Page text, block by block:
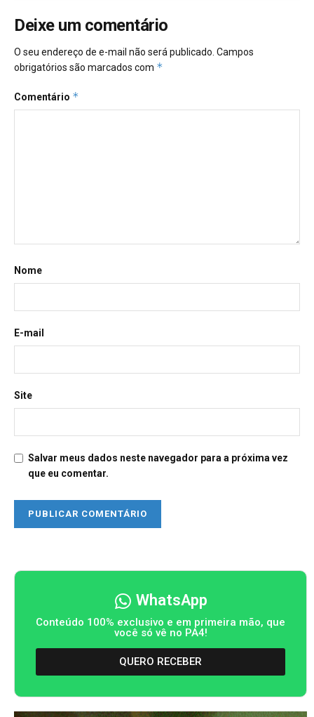
Deixe um comentário
O seu endereço de e-mail não será publicado. Campos
obrigatórios são marcados com *
Comentário *
Nome
E-mail
Site
Salvar meus dados neste navegador para a próxima vez
que eu comentar.
WhatsApp
Conteúdo 100% exclusivo e em primeira mão, que
você só vê no PA4!
QUERO RECEBER